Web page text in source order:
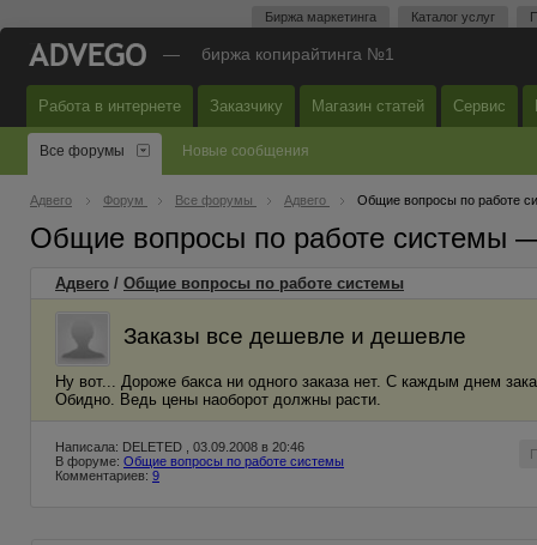
Биржа маркетинга Каталог услуг
— биржа копирайтинга №1
Работа в интернете Заказчику Магазин статей Сервис
Все форумы Новые сообщения
Адвего Форум Все форумы Адвего Общие вопросы по работе
Общие вопросы по работе системы
Адвего / Общие вопросы по работе системы
Заказы все дешевле и дешевле
Ну вот... Дороже бакса ни одного заказа нет. С каждым днем
Обидно. Ведь цены наоборот должны расти.
Написала: DELETED , 03.09.2008 в 20:46
В форуме: Общие вопросы по работе системы
Комментариев: 9